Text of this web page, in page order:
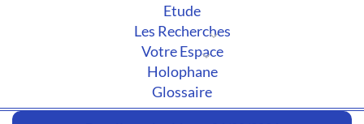
Etude
Les Recherches
Votre Espace
Holophane
Glossaire